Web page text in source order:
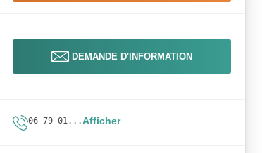
DEMANDE D'INFORMATION
06 79 01...Afficher